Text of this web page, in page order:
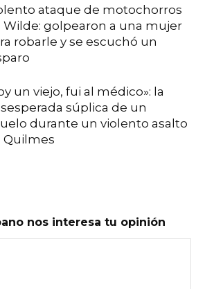
ataque de motochorros
Wilde: golpearon a una mujer
robarle y se escuchó un
un viejo, fui al médico»: la
súplica de un
durante un violento asalto
Quilmes
nos interesa tu opinión